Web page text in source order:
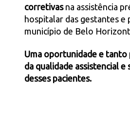
corretivasna assistência
hospitalar das gestantes e
município de Belo
Uma oportunidade e tanto
da qualidade assistencial e
desses pacientes.